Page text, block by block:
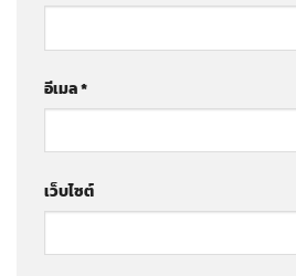
อีเมล*
เว็บไซต์